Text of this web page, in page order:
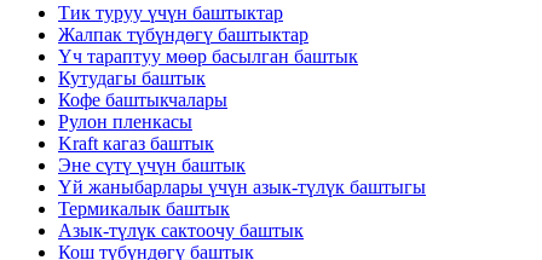
Тик туруу үчүн баштыктар
Жалпак түбүндөгү баштыктар
Үч тараптуу мөөр басылган баштык
Кутудагы баштык
Кофе баштыкчалары
Рулон пленкасы
Kraft кагаз баштык
Эне сүтү үчүн баштык
Үй жаныбарлары үчүн азык-түлүк баштыгы
Термикалык баштык
Азык-түлүк сактоочу баштык
Кош түбүндөгү баштык